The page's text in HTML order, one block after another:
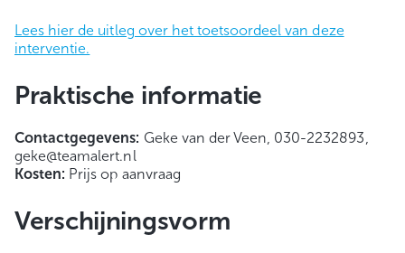
Lees hier de uitleg over het toetsoordeel van deze
interventie.
Praktische informatie
Contactgegevens: Geke van der Veen, 030-2232893,
geke@teamalert.nl
Kosten: Prijs op aanvraag
Verschijningsvorm